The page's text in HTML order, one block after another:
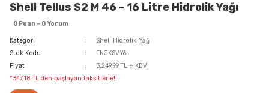
Shell Tellus S2 M 46 - 16 Litre Hidrolik Yağı
0 Puan - 0 Yorum
Kategori
Shell Hidrolik Yağ
Stok Kodu
FNJKSVY6
Fiyat
3.249,99 TL + KDV
*347,18 TL den başlayan taksitlerle!!